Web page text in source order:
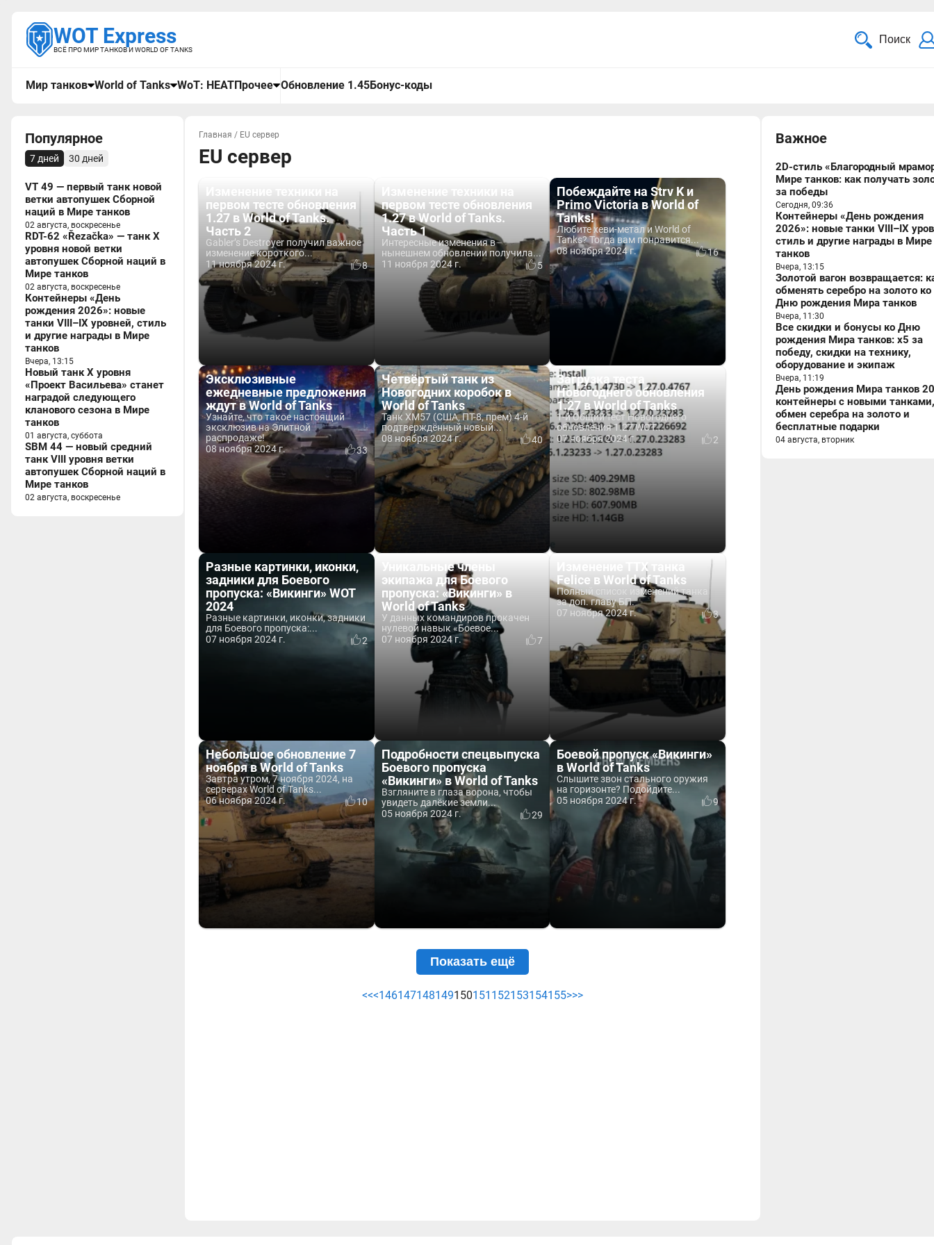
WOT Express
ВСЁ ПРО МИР ТАНКОВ И WORLD OF TANKS
Поиск
Мир танков World of Tanks WoT: HEATПрочее Обновление 1.45Бонус-коды
Популярное
7 дней 30 дней
VT 49 — первый танк новой
ветки автопушек Сборной
наций в Мире танков
02 августа, воскресенье
RDT-62 «Řezačka» — танк X
уровня новой ветки
автопушек Сборной наций в
Мире танков
02 августа, воскресенье
Контейнеры «День
рождения 2026»: новые
танки VIII–IX уровней, стиль
и другие награды в Мире
танков
Вчера, 13:15
Новый танк X уровня
«Проект Васильева» станет
наградой следующего
кланового сезона в Мире
танков
01 августа, суббота
SBM 44 — новый средний
танк VIII уровня ветки
автопушек Сборной наций в
Мире танков
02 августа, воскресенье
Главная / EU сервер
EU сервер
первом тесте обновления
1.27 в World of Tanks.
Часть 2
Gabler’s Destroyer получил важное
изменение короткого...
11 ноября 2024 г.
8
первом тесте обновления
1.27 в World of Tanks.
Часть 1
Интересные изменения в
нынешнем обновлении получила...
11 ноября 2024 г.
5
Побеждайте на Strv K и
Primo Victoria в World of
Tanks!
Любите хеви-метал и World of
Tanks? Тогда вам понравится...
08 ноября 2024 г.
16
Эксклюзивные
ежедневные предложения
ждут в World of Tanks
Узнайте, что такое настоящий
эксклюзив на Элитной
распродаже!
08 ноября 2024 г.
33
Четвёртый танк из
Новогодних коробок в
World of Tanks
Танк XM57 (США, ПТ-8, прем) 4-й
подтверждённый новый...
08 ноября 2024 г.
40
Загрузка теста
Новогоднего обновления
1.27 в World of Tanks
1-й Общий тест Новогоднего
обновления 1.27 WOT...
07 ноября 2024 г.
2
Разные картинки, иконки,
задники для Боевого
пропуска: «Викинги» WOT
2024
Разные картинки, иконки, задники
для Боевого пропуска:...
07 ноября 2024 г.
2
Уникальные члены
экипажа для Боевого
пропуска: «Викинги» в
World of Tanks
У данных командиров прокачен
нулевой навык «Боевое...
07 ноября 2024 г.
7
Изменение ТТХ танка
Felice в World of Tanks
Полный список изменений танка
за доп. главу БП.
07 ноября 2024 г.
3
Небольшое обновление 7
ноября в World of Tanks
Завтра утром, 7 ноября 2024, на
серверах World of Tanks...
06 ноября 2024 г.
10
Подробности спецвыпуска
Боевого пропуска
«Викинги» в World of Tanks
Взгляните в глаза ворона, чтобы
увидеть далёкие земли...
05 ноября 2024 г.
29
Боевой пропуск «Викинги»
в World of Tanks
Слышите звон стального оружия
на горизонте? Подойдите...
05 ноября 2024 г.
9
Показать ещё
<<<146147148149150151 152153154155>>>
Важное
2D-стиль «Благородный
Мире танков: как получать
за победы
Сегодня, 09:36
Контейнеры «День рождения
2026»: новые танки VIII–IX
стиль и другие награды в Мире
танков
Вчера, 13:15
Золотой вагон возвращается:
обменять серебро на золото ко
Дню рождения Мира танков
Вчера, 11:30
Все скидки и бонусы ко Дню
рождения Мира танков: x5 за
победу, скидки на технику,
оборудование и экипаж
Вчера, 11:19
День рождения Мира танков
контейнеры с новыми танками,
обмен серебра на золото и
бесплатные подарки
04 августа, вторник